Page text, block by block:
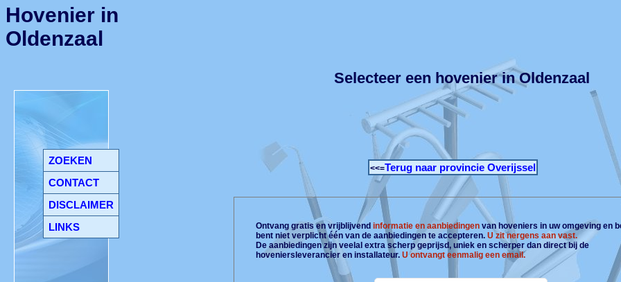
ZOEKEN
CONTACT
DISCLAIMER
LINKS
Hovenier in
Oldenzaal
Selecteer een hovenier in Oldenzaal
<<=Terug naar provincie Overijssel
Ontvang gratis en vrijblijvend informatie en aanbiedingenvan hoveniers in uw omgeving en
bent niet verplicht één van de aanbiedingen te accepteren. U zit nergens aan vast.
De aanbiedingen zijn veelal extra scherp geprijsd, uniek en scherper dan direct bij de
hoveniersleverancier en installateur. U ontvangt eenmalig een email.